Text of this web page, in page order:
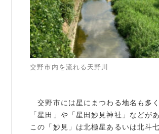
06-6944-1251
FAX: 06-6941-8352
大阪市中央区農人橋2丁目-1-30 谷
交野市内を流れる天野川
交野市には星にまつわる地名も多
「星田」や「星田妙見神社」などが
この「妙見」は北極星あるいは北斗